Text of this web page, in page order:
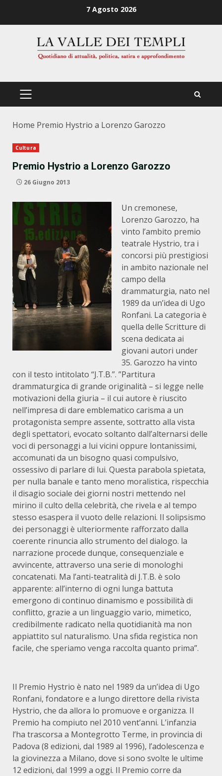
7 Agosto 2026
PRIMÄRES
Home Premio Hystrio a Lorenzo Garozzo
Cultura
Premio Hystrio a Lorenzo Garozzo
26 Giugno 2013
Un cremonese,
Lorenzo Garozzo, ha
vinto l’ambito premio
teatrale Hystrio, tra i
concorsi più prestigiosi
in ambito nazionale nel
campo della
drammaturgia, nato nel
1989 da un’idea di Ugo
Ronfani. La categoria è
quella delle Scritture di
scena dedicata ai
giovani autori under
35. Garozzo ha vinto
con il testo intitolato “J.T.B.”. ”Partitura
drammaturgica di grande originalità – si legge nelle
motivazioni della giuria – il cui autore è riuscito
nell’impresa di dare emblematico carisma a un
protagonista sempre assente, sottratto alla vista
degli spettatori, evocato soltanto dall’alternarsi delle
voci di personaggi a lui vicini oppure lontanissimi,
accomunati da un bisogno quasi compulsivo,
ossessivo di parlare di lui. Questa parabola spietata,
per nulla banale e tanto meno moralistica, rispecchia
il disagio sociale dei giorni nostri mettendo nel
mirino il culto della celebrità, che rivela e al tempo
stesso esaspera il vuoto delle relazioni. Il solipsismo
dei personaggi è ulteriormente rafforzato dalla
coerente rinuncia allo strumento del dialogo. la
narrazione procede dunque, consequenziale e
avvincente, attraverso una serie di monologhi
concatenati. Ma l’anti-teatralità di J.T.B. è solo
apparente: all’interno di ogni lunga battuta
emergono di continuo dinamismo e possibilità di
conflitto, grazie a un linguaggio vario, mimetico,
credibilmente radicato nella quotidianità ma non
appiattito sul naturalismo. Una sfida registica non
facile, che speriamo venga raccolta quanto prima”.
Il Premio Hystrio è nato nel 1989 da un’idea di Ugo
Ronfani, fondatore e a lungo direttore della rivista
Hystrio, che da allora lo promuove e organizza. Il
Premio ha compiuto nel 2010 vent’anni. L’infanzia
l’ha trascorsa a Montegrotto Terme, in provincia di
Padova (8 edizioni, dal 1989 al 1996), l’adolescenza e
la giovinezza a Milano, dove si sono svolte le ultime
12 edizioni, dal 1999 a oggi. Il Premio corre da